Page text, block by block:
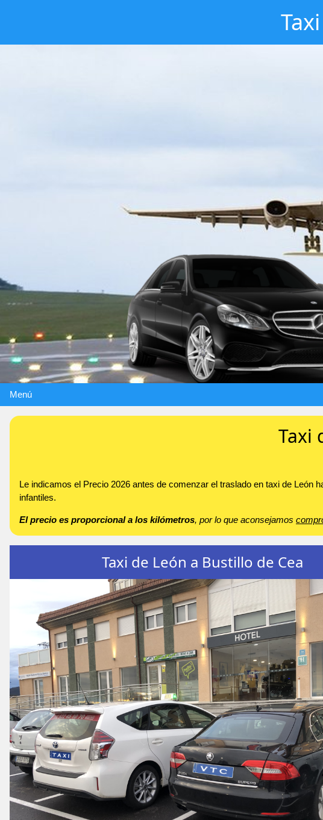
Menú
Taxi
Le indicamos el Precio 2026 antes de comenzar el traslado en taxi de
infantiles.
El precio es proporcional a los kilómetros, por lo que aconsejamos
Taxi de León a Bustillo de Cea